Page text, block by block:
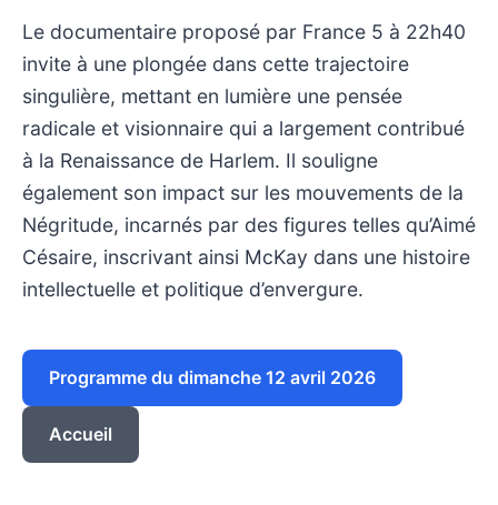
Le documentaire proposé par France 5 à 22h40
invite à une plongée dans cette trajectoire
singulière, mettant en lumière une pensée
radicale et visionnaire qui a largement contribué
à la Renaissance de Harlem. Il souligne
également son impact sur les mouvements de la
Négritude, incarnés par des figures telles qu’Aimé
Césaire, inscrivant ainsi McKay dans une histoire
intellectuelle et politique d’envergure.
Programme du dimanche 12 avril 2026
Accueil